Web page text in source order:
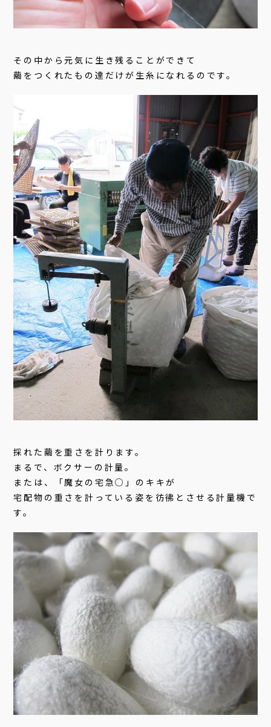
その中から元気に生き残ることができて
繭をつくれたもの達だけが生糸になれるのです。
採れた繭を重さを計ります。
まるで、ボクサーの計量。
または、「魔女の宅急○」のキキが
宅配物の重さを計っている姿を彷彿とさせる計量機で
す。